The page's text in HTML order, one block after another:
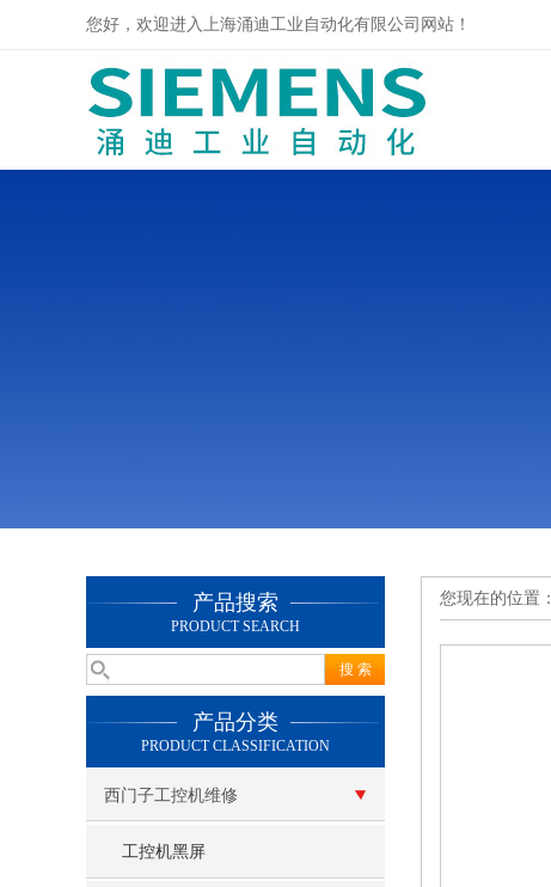
您好，欢迎进入上海涌迪工业自动化有限公司网站！
产品搜索
PRODUCT SEARCH
产品分类
PRODUCT CLASSIFICATION
西门子工控机维修
工控机黑屏
您现在的位置：